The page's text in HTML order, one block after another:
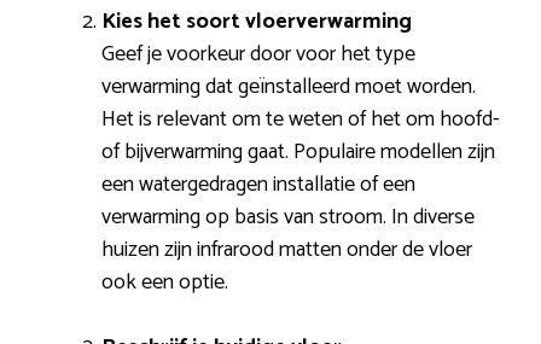
Kies het soort vloerverwarming
Geef je voorkeur door voor het type
verwarming dat geïnstalleerd moet worden.
Het is relevant om te weten of het om hoofd-
of bijverwarming gaat. Populaire modellen zijn
een watergedragen installatie of een
verwarming op basis van stroom. In diverse
huizen zijn infrarood matten onder de vloer
ook een optie.